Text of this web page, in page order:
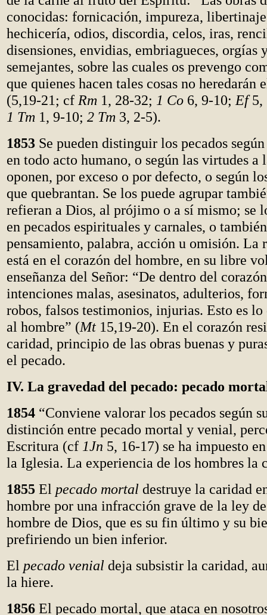
conocidas: fornicación, impureza,
hechicería, odios, discordia, celos, iras,
disensiones, envidias, embriagueces, orgías
semejantes, sobre las cuales os prevengo
que quienes hacen tales cosas no heredarán
(5,19-21; cf Rm 1, 28-32; 1 Co 6, 9-10; Ef5,
1 Tm 1, 9-10; 2 Tm 3, 2-5).
1853 Se pueden distinguir los pecados
en todo acto humano, o según las virtudes a
oponen, por exceso o por defecto, o según
que quebrantan. Se los puede agrupar
refieran a Dios, al prójimo o a sí mismo; se
en pecados espirituales y carnales, o
pensamiento, palabra, acción u omisión. La
está en el corazón del hombre, en su libre
enseñanza del Señor: “De dentro del
intenciones malas, asesinatos, adulterios,
robos, falsos testimonios, injurias. Esto es
al hombre” (Mt 15,19-20). En el corazón
caridad, principio de las obras buenas y
el pecado.
IV. La gravedad del pecado: pecado
1854 “Conviene valorar los pecados según
distinción entre pecado mortal y venial,
Escritura (cf 1Jn 5, 16-17) se ha impuesto
la Iglesia. La experiencia de los hombres la
1855 El pecado mortal destruye la caridad
hombre por una infracción grave de la ley
hombre de Dios, que es su fin último y su
prefiriendo un bien inferior.
El pecado venial deja subsistir la caridad,
la hiere.
1856 El pecado mortal, que ataca en